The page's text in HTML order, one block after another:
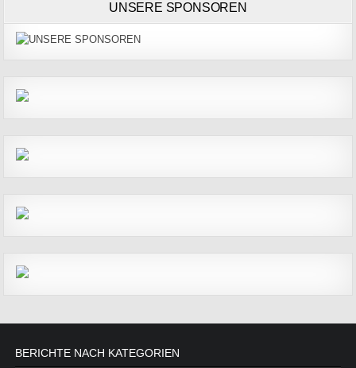
UNSERE SPONSOREN
BERICHTE NACH KATEGORIEN